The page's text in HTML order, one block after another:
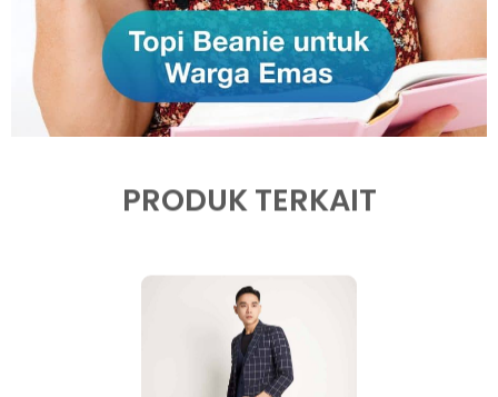
PRODUK TERKAIT